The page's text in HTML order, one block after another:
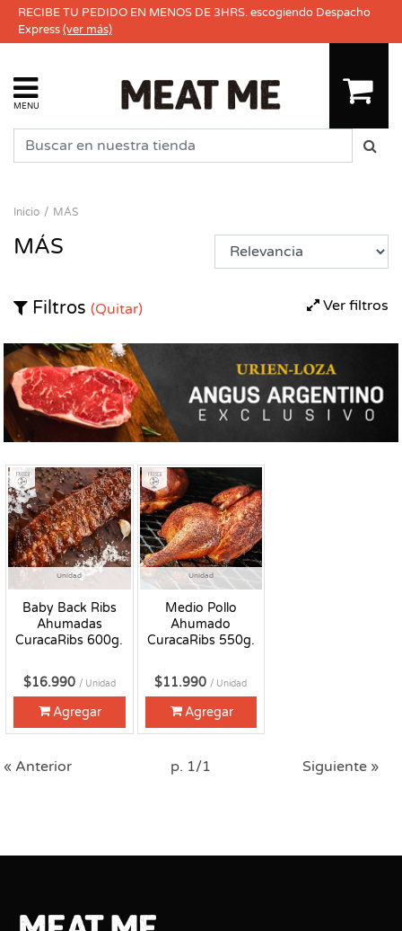
RECIBE TU PEDIDO EN MENOS DE 3HRS. escogiendo Despacho
Express(ver más)
MENU
Inicio MÁS
MÁS
Ver filtros
Filtros (Quitar)
Unidad
Baby Back Ribs
Ahumadas
CuracaRibs 600g.
Fresco
$16.990 / Unidad
Agregar
Unidad
Medio Pollo
Ahumado
CuracaRibs 550g.
Fresco
$11.990 / Unidad
Agregar
« Anterior p. 1/1 Siguiente »